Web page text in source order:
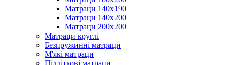
Матраци 140х190
Матраци 140х200
Матраци 200х200
Матраци круглі
Безпружинні матраци
М'які матраци
Підліткові матраци